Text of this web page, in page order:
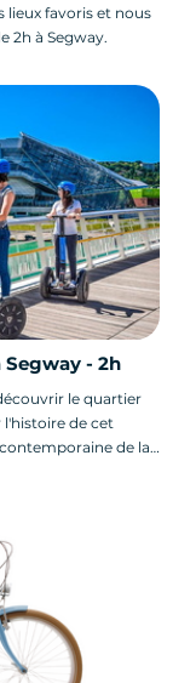
lieux favoris et nous
2h à Segway.
Segway - 2h
le quartier
l'histoire de cet
de la